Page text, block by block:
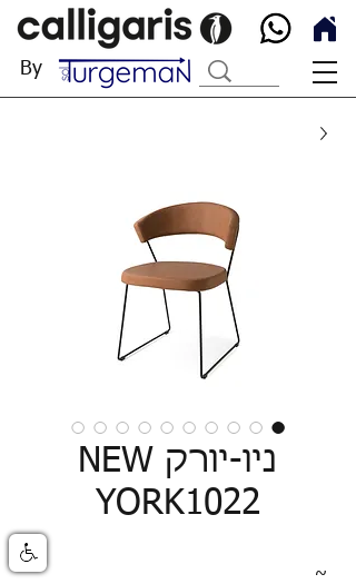
By
ניו-יורק NEW
YORK1022
~